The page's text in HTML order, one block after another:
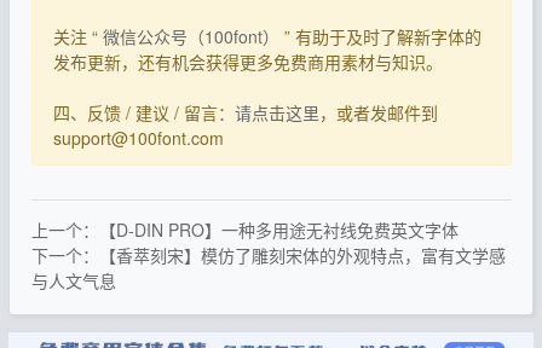
关注 “ 微信公众号（100font）
” 有助于及时了解新字体的
发布更新，还有机会获得更多免费商用素材与知识。
四、反馈 / 建议 / 留言： 请点击这里，或者发邮件到
support@100font.com
上一个：【D-DIN PRO】一种多用途无衬线免费英文字体
下一个：【香萃刻宋】模仿了雕刻宋体的外观特点，富有文学感
与人文气息